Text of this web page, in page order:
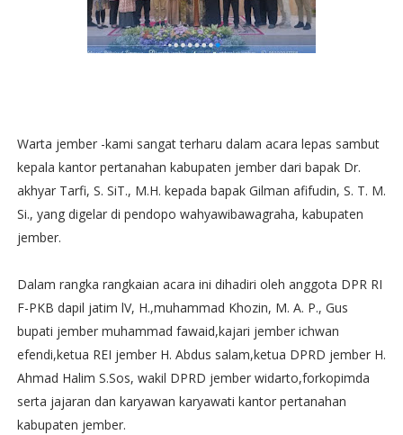
Warta jember -kami sangat terharu dalam acara lepas sambut
kepala kantor pertanahan kabupaten jember dari bapak Dr.
akhyar Tarfi, S. SiT., M.H. kepada bapak Gilman afifudin, S. T. M.
Si., yang digelar di pendopo wahyawibawagraha, kabupaten
jember.
Dalam rangka rangkaian acara ini dihadiri oleh anggota DPR RI
F-PKB dapil jatim lV, H.,muhammad Khozin, M. A. P., Gus
bupati jember muhammad fawaid,kajari jember ichwan
efendi,ketua REI jember H. Abdus salam,ketua DPRD jember H.
Ahmad Halim S.Sos, wakil DPRD jember widarto,forkopimda
serta jajaran dan karyawan karyawati kantor pertanahan
kabupaten jember.